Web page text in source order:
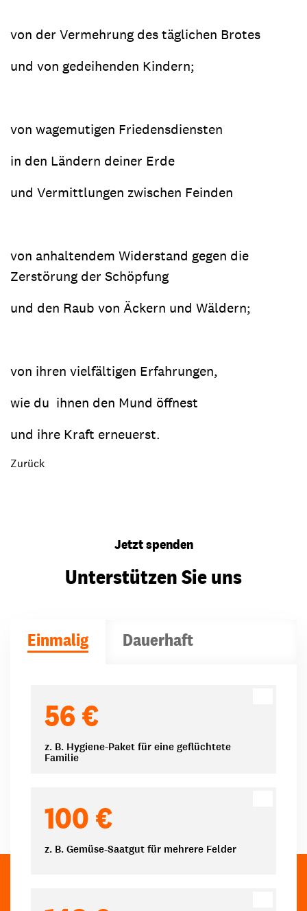
von der Vermehrung des täglichen Brotes
und von gedeihenden Kindern;
von wagemutigen Friedensdiensten
in den Ländern deiner Erde
und Vermittlungen zwischen Feinden
von anhaltendem Widerstand gegen die
Zerstörung der Schöpfung
und den Raub von Äckern und Wäldern;
von ihren vielfältigen Erfahrungen,
wie du ihnen den Mund öffnest
und ihre Kraft erneuerst.
Zurück
Jetzt spenden
Unterstützen Sie uns
Einmalig Dauerhaft
56 €
z. B. Hygiene-Paket für eine geflüchtete
Familie
100 €
z. B. Gemüse-Saatgut für mehrere Felder